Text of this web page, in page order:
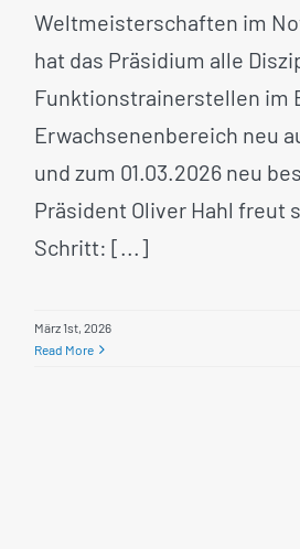
Weltmeisterschaften im
hat das Präsidium alle
Funktionstrainerstellen im
Erwachsenenbereich neu
und zum 01.03.2026 neu
Präsident Oliver Hahl freut
Schritt: [...]
März 1st, 2026
Read More